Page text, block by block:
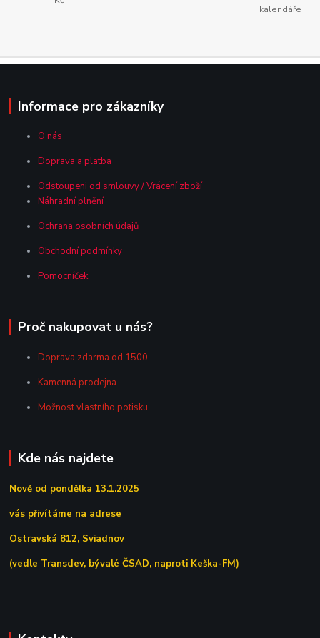
kalendáře
Informace pro zákazníky
O nás
Doprava a platba
Odstoupeni od smlouvy / Vrácení zboží
Náhradní plnění
Ochrana osobních údajů
Obchodní podmínky
Pomocníček
Proč nakupovat u nás?
Doprava zdarma od 1500,-
Kamenná prodejna
Možnost vlastního potisku
Kde nás najdete
Nově od pondělka 13.1.2025
vás přivítáme na adrese
Ostravská 812, Sviadnov
(vedle Transdev, bývalé ČSAD, naproti Keška-FM)